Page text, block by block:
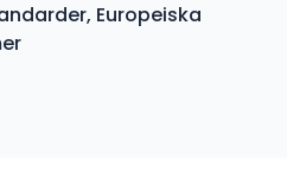
Europeiska